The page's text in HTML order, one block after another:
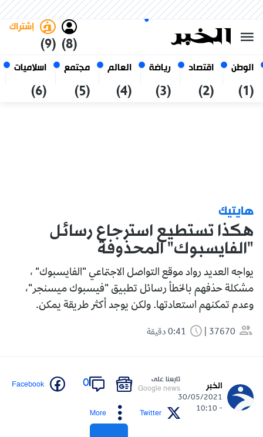
الوطن
(1)
اقتصاد
(2)
رياضة
(3)
العالم
(4)
مجتمع
(5)
اسلاميات
(6)
(8)
إشتراك
(9)
أغسطس 2026
الجزائر
هايتيك
هكذا تستطيع استرجاع رسائل
"الفايسبوك" المحذوفة
يواجه العديد رواد موقع التواصل الاجتماعي "الفايسبوك" ،
مشكلة حذفهم بالخطأ رسائل تطبيق "فيسبوك ميسنجر"،
وعدم تمكنهم استعادتها. ولكن يوجد أكثر طريقة يمكن.
37670
الخبر
30/05/2021
- 10:10
تابعنا على
Google news
0
Facebook
Twitter
More